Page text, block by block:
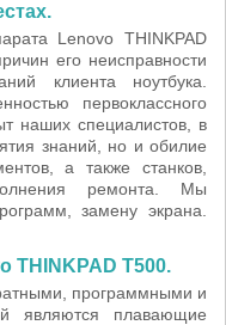
Lenovo THINKPAD
его неисправности
клиента ноутбука.
первоклассного
наших специалистов, в
знаний, но и обилие
а также станков,
ремонта. Мы
замену экрана.
THINKPAD T500.
программными и
являются плавающие